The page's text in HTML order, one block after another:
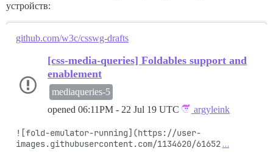
устройств:
github.com/w3c/csswg-drafts
[css-media-queries] Foldables support and
enablement
opened 06:11PM - 22 Jul 19 UTC argyleink
mediaqueries-5
![fold-emulator-running](https://user-
images.githubusercontent.com/1134620/61652 …